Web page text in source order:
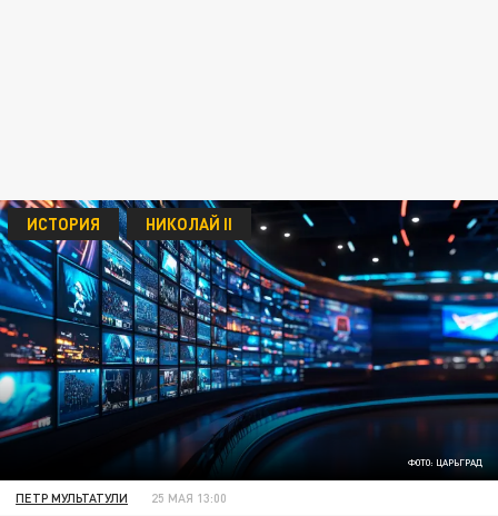
ФОТО: ЦАРЬГРАД
ИСТОРИЯ НИКОЛАЙ II
ПЕТР МУЛЬТАТУЛИ 25 МАЯ 13:00